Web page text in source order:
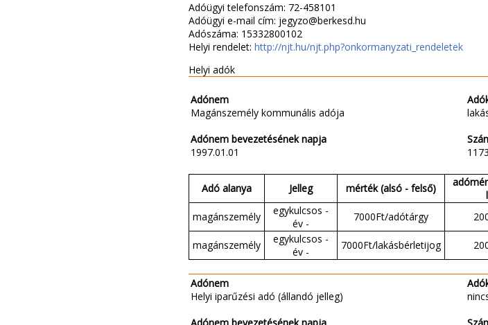
Adóügyi telefonszám: 72-458101
Adóügyi e-mail cím: jegyzo@berkesd.hu
Adószáma: 15332800102
Helyi rendelet: http://njt.hu/njt.php?onkormanyzati_rendeletek
Helyi adók
Adónem
Magánszemély kommunális adója
Adónem bevezetésének napja
1997.01.01
Adó alanya Jelleg mérték (alsó - felső)
magánszemély
egykulcsos -
év -
7000Ft/adótárgy
magánszemély
egykulcsos -
év -
7000Ft/lakásbérletijog
Adónem
Helyi iparűzési adó (állandó jelleg)